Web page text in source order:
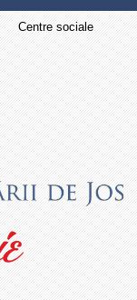
Centre sociale